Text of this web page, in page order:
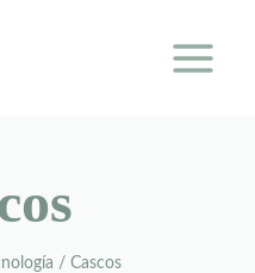
/ Cascos